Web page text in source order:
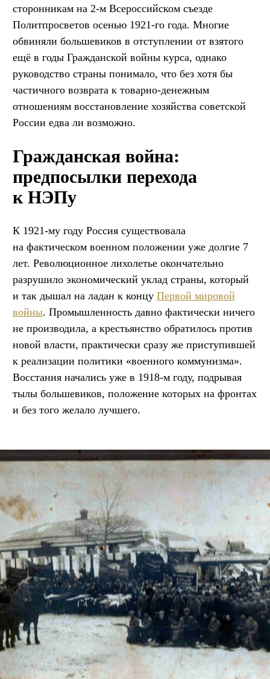
сторонникам на 2-м Всероссийском съезде
Политпросветов осенью 1921-го года. Многие
обвиняли большевиков в отступлении от взятого
ещё в годы Гражданской войны курса, однако
руководство страны понимало, что без хотя бы
частичного возврата к товарно-денежным
отношениям восстановление хозяйства советской
России едва ли возможно.
Гражданская война:
предпосылки перехода
к НЭПу
К 1921-му году Россия существовала
на фактическом военном положении уже долгие 7
лет. Революционное лихолетье окончательно
разрушило экономический уклад страны, который
и так дышал на ладан к концу Первой мировой
войны. Промышленность давно фактически ничего
не производила, а крестьянство обратилось против
новой власти, практически сразу же приступившей
к реализации политики «военного коммунизма».
Восстания начались уже в 1918-м году, подрывая
тылы большевиков, положение которых на фронтах
и без того желало лучшего.